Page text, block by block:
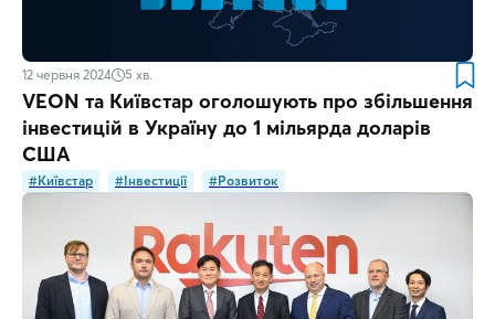
12 червня 2024 5 хв.
VEON та Київстар оголошують про збільшення
інвестицій в Україну до 1 мільярда доларів
США
#Київстар #Інвестиції #Розвиток